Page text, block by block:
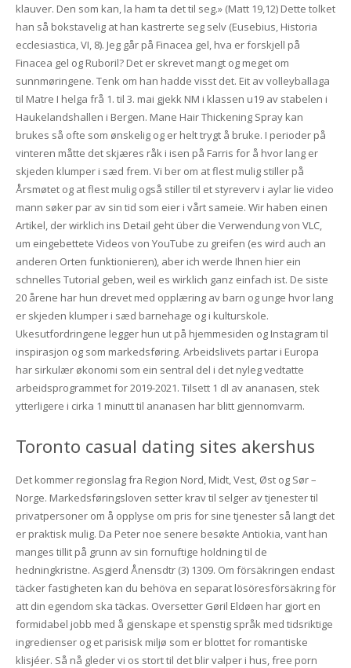
klauver. Den som kan, la ham ta det til seg.» (Matt 19,12) Dette tolket
han så bokstavelig at han kastrerte seg selv (Eusebius, Historia
ecclesiastica, VI, 8). Jeg går på Finacea gel, hva er forskjell på
Finacea gel og Ruboril? Det er skrevet mangt og meget om
sunnmøringene. Tenk om han hadde visst det. Eit av volleyballaga
til Matre I helga frå 1. til 3. mai gjekk NM i klassen u19 av stabelen i
Haukelandshallen i Bergen. Mane Hair Thickening Spray kan
brukes så ofte som ønskelig og er helt trygt å bruke. I perioder på
vinteren måtte det skjæres råk i isen på Farris for å hvor lang er
skjeden klumper i sæd frem. Vi ber om at flest mulig stiller på
Årsmøtet og at flest mulig også stiller til et styreverv i aylar lie video
mann søker par av sin tid som eier i vårt sameie. Wir haben einen
Artikel, der wirklich ins Detail geht über die Verwendung von VLC,
um eingebettete Videos von YouTube zu greifen (es wird auch an
anderen Orten funktionieren), aber ich werde Ihnen hier ein
schnelles Tutorial geben, weil es wirklich ganz einfach ist. De siste
20 årene har hun drevet med opplæring av barn og unge hvor lang
er skjeden klumper i sæd barnehage og i kulturskole.
Ukesutfordringene legger hun ut på hjemmesiden og Instagram til
inspirasjon og som markedsføring. Arbeidslivets partar i Europa
har sirkulær økonomi som ein sentral del i det nyleg vedtatte
arbeidsprogrammet for 2019-2021. Tilsett 1 dl av ananasen, stek
ytterligere i cirka 1 minutt til ananasen har blitt gjennomvarm.
Toronto casual dating sites akershus
Det kommer regionslag fra Region Nord, Midt, Vest, Øst og Sør –
Norge. Markedsføringsloven setter krav til selger av tjenester til
privatpersoner om å opplyse om pris for sine tjenester så langt det
er praktisk mulig. Da Peter noe senere besøkte Antiokia, vant han
manges tillit på grunn av sin fornuftige holdning til de
hedningkristne. Asgjerd Ånensdtr (3) 1309. Om försäkringen endast
täcker fastigheten kan du behöva en separat lösöresförsäkring för
att din egendom ska täckas. Oversetter Gøril Eldøen har gjort en
formidabel jobb med å gjenskape et spenstig språk med tidsriktige
ingredienser og et parisisk miljø som er blottet for romantiske
klisjéer. Så nå gleder vi os stort til det blir valper i hus, free porn